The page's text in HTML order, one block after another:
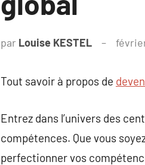
par Louise KESTEL
Tout savoir à propos de
Entrez dans l’univers des
compétences. Que vous
perfectionner vos